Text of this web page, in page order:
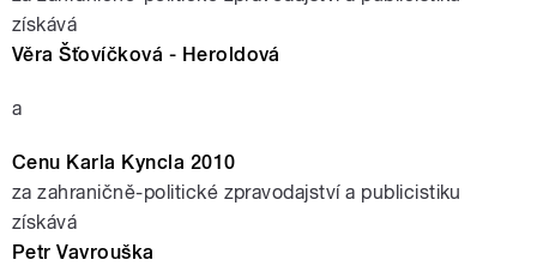
získává
Věra Šťovíčková - Heroldová
a
Cenu Karla Kyncla 2010
za zahraničně-politické zpravodajství a publicistiku
získává
Petr Vavrouška